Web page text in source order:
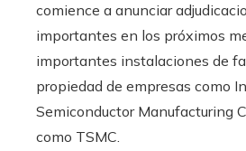
comience a anunciar
importantes en los próximos
importantes instalaciones de
propiedad de empresas como
Semiconductor Manufacturing
como TSMC.